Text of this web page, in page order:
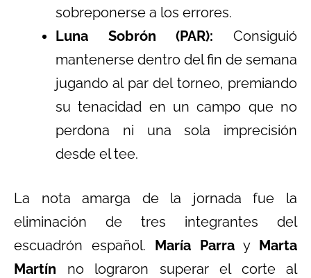
sobreponerse a los errores.
Luna Sobrón (PAR): Consiguió
mantenerse dentro del fin de semana
jugando al par del torneo, premiando
su tenacidad en un campo que no
perdona ni una sola imprecisión
desde el tee.
La nota amarga de la jornada fue la
eliminación de tres integrantes del
escuadrón español. María Parra y Marta
Martín no lograron superar el corte al